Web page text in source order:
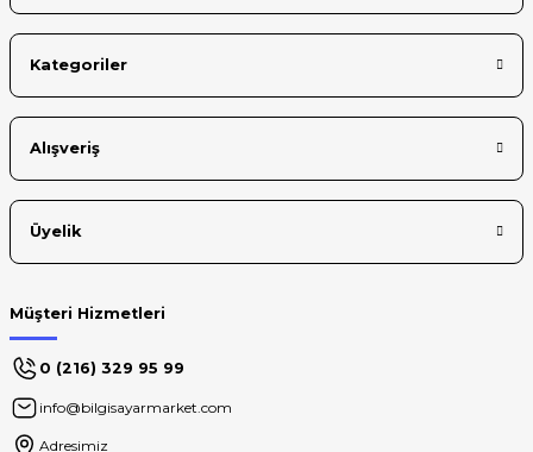
Kategoriler
Alışveriş
Üyelik
Müşteri Hizmetleri
0 (216) 329 95 99
info@bilgisayarmarket.com
Adresimiz